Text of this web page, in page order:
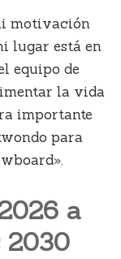
motivación
lugar está en
equipo de
la vida
importante
para
a
2030